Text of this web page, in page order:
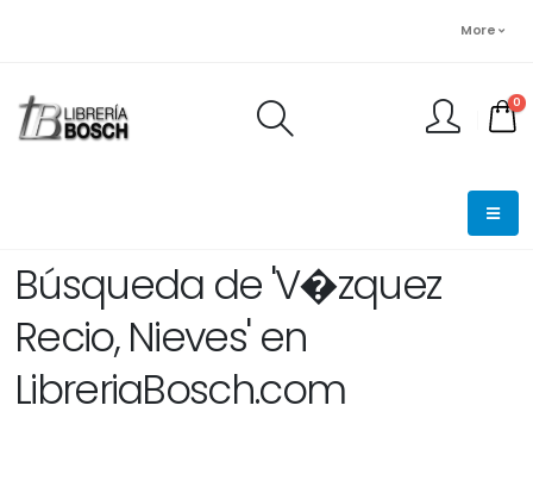
More
0
Búsqueda de 'V�zquez
Recio, Nieves' en
LibreriaBosch.com